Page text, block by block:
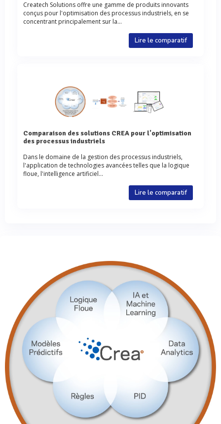
Createch Solutions offre une gamme de produits innovants
conçus pour l'optimisation des processus industriels, en se
concentrant principalement sur la...
Lire le comparatif
Comparaison des solutions CREA pour l'optimisation
des processus industriels
Dans le domaine de la gestion des processus industriels,
l'application de technologies avancées telles que la logique
floue, l'intelligence artificiel...
Lire le comparatif